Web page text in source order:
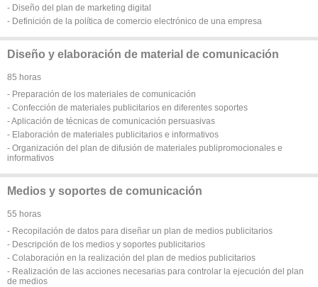
- Diseño del plan de marketing digital
- Definición de la política de comercio electrónico de una empresa
Diseño y elaboración de material de comunicación
85 horas
- Preparación de los materiales de comunicación
- Confección de materiales publicitarios en diferentes soportes
- Aplicación de técnicas de comunicación persuasivas
- Elaboración de materiales publicitarios e informativos
- Organización del plan de difusión de materiales publipromocionales e
informativos
Medios y soportes de comunicación
55 horas
- Recopilación de datos para diseñar un plan de medios publicitarios
- Descripción de los medios y soportes publicitarios
- Colaboración en la realización del plan de medios publicitarios
- Realización de las acciones necesarias para controlar la ejecución del plan
de medios